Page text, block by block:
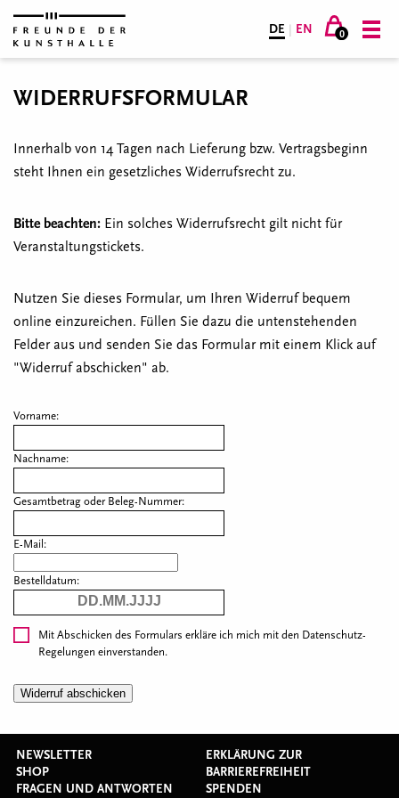
DE | EN 0
WIDERRUFSFORMULAR
Innerhalb von 14 Tagen nach Lieferung bzw. Vertragsbeginn
steht Ihnen ein gesetzliches Widerrufsrecht zu.
Bitte beachten: Ein solches Widerrufsrecht gilt nicht für
Veranstaltungstickets.
Nutzen Sie dieses Formular, um Ihren Widerruf bequem
online einzureichen. Füllen Sie dazu die untenstehenden
Felder aus und senden Sie das Formular mit einem Klick auf
"Widerruf abschicken" ab.
Vorname:
Nachname:
Gesamtbetrag oder Beleg-Nummer:
E-Mail:
Bestelldatum:
Mit Abschicken des Formulars erkläre ich mich mit den Datenschutz-
Regelungen einverstanden.
NEWSLETTER
SHOP
FRAGEN UND ANTWORTEN
ERKLÄRUNG ZUR
BARRIEREFREIHEIT
SPENDEN